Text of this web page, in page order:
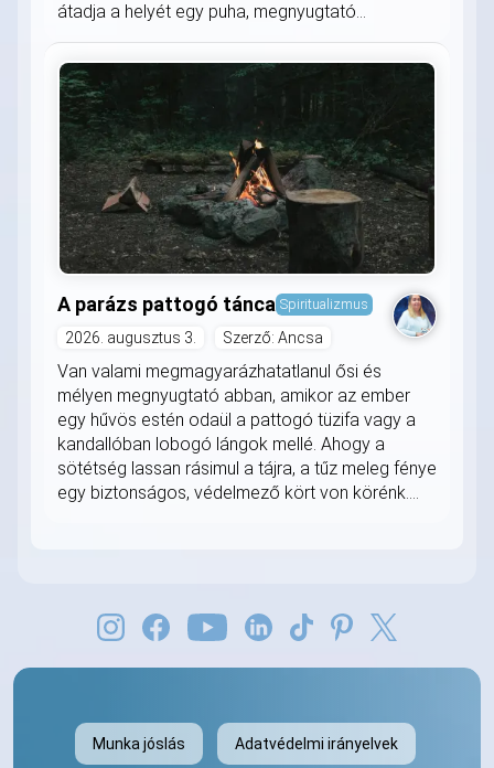
átadja a helyét egy puha, megnyugtató...
A parázs pattogó tánca Spiritualizmus
2026. augusztus 3. Szerző: Ancsa
Van valami megmagyarázhatatlanul ősi és
mélyen megnyugtató abban, amikor az ember
egy hűvös estén odaül a pattogó tüzifa vagy a
kandallóban lobogó lángok mellé. Ahogy a
sötétség lassan rásimul a tájra, a tűz meleg fénye
egy biztonságos, védelmező kört von körénk....
Munka jóslás Adatvédelmi irányelvek